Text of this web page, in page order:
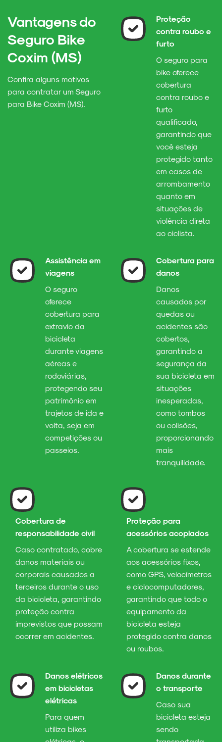
Vantagens do
Seguro Bike
Coxim (MS)
Confira alguns motivos
para contratar um Seguro
para Bike Coxim (MS).
Proteção
contra roubo e
furto
O seguro para
bike oferece
cobertura
contra roubo e
furto
qualificado,
garantindo que
você esteja
protegido tanto
em casos de
arrombamento
quanto em
situações de
violência direta
ao ciclista.
Assistência em
viagens
O seguro
oferece
cobertura para
extravio da
bicicleta
durante viagens
aéreas e
rodoviárias,
protegendo seu
patrimônio em
trajetos de ida e
volta, seja em
competições ou
passeios.
Cobertura para
danos
Danos
causados por
quedas ou
acidentes são
cobertos,
garantindo a
segurança da
sua bicicleta em
situações
inesperadas,
como tombos
ou colisões,
proporcionando
mais
tranquilidade.
Cobertura de
responsabilidade civil
Caso contratado, cobre
danos materiais ou
corporais causados a
terceiros durante o uso
da bicicleta, garantindo
proteção contra
imprevistos que possam
ocorrer em acidentes.
Proteção para
acessórios acoplados
A cobertura se estende
aos acessórios fixos,
como GPS, velocímetros
e ciclocomputadores,
garantindo que todo o
equipamento da
bicicleta esteja
protegido contra danos
ou roubos.
Danos elétricos
em bicicletas
elétricas
Para quem
utiliza bikes
Danos durante
o transporte
Caso sua
bicicleta esteja
sendo